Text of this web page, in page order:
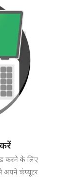
करने के लिए
अपने कंप्यूटर